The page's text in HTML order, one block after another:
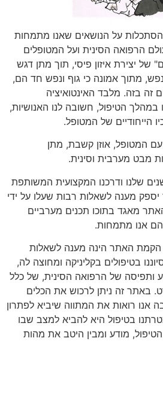
על הנושאים שאנו מתמחות
הרפואה הסינית ועל המטופלים
של יצירת איזון פיסי, תוך מתן דגש
מתוך אמונה כי גוף ונפש חד הם,
זה בזה. מלבד האינטואיציה
במהלך הטיפול, חשובה לנו האנושיות,
הייחודיים של המטופל.
המטופל, אוזן קשבת, מתן
מבט מערבית וסינית.
שלנו ודרכנו המקצועית המשותפת
מענה לשאלות רבות שעלו על ידי
מאגד בתוכו תכנים מערביים
אנו מתמחות.
האתר הינה מענה לשאלות
בטיפולים בקליניקה ומחוצה לה,
ותפיסה של הרפואה הסינית, של כלל
באתר זה ניתן לרכוש את הכלים
אנו רואות את המתווה שיביא לפתרון
בטיפול היא להביא למצב שבו
מודע ומבין היטב את מהות